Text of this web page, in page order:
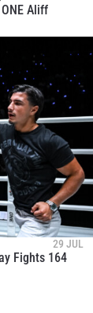
Aliff
29 JUL
Fights 164